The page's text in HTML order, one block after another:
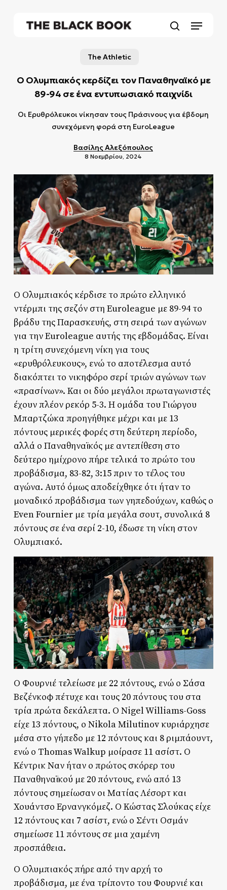
Menu
The Athletic
Ο Ολυμπιακός κερδίζει τον Παναθηναϊκό με
89-94 σε ένα εντυπωσιακό παιχνίδι
Οι Ερυθρόλευκοι νίκησαν τους Πράσινους για έβδομη
συνεχόμενη φορά στη EuroLeague
Βασίλης Αλεξόπουλος
8 Νοεμβρίου, 2024
Ο Ολυμπιακός κέρδισε το πρώτο ελληνικό
ντέρμπι της σεζόν στη Euroleague με 89-94 το
βράδυ της Παρασκευής, στη σειρά των αγώνων
για την Euroleague αυτής της εβδομάδας. Είναι
η τρίτη συνεχόμενη νίκη για τους
«ερυθρόλευκους», ενώ το αποτέλεσμα αυτό
διακόπτει το νικηφόρο σερί τριών αγώνων των
«πρασίνων». Και οι δύο μεγάλοι πρωταγωνιστές
έχουν πλέον ρεκόρ 5-3. Η ομάδα του Γιώργου
Μπαρτζώκα προηγήθηκε μέχρι και με 13
πόντους μερικές φορές στη δεύτερη περίοδο,
αλλά ο Παναθηναϊκός με αντεπίθεση στο
δεύτερο ημίχρονο πήρε τελικά το πρώτο του
προβάδισμα, 83-82, 3:15 πριν το τέλος του
αγώνα. Αυτό όμως αποδείχθηκε ότι ήταν το
μοναδικό προβάδισμα των γηπεδούχων, καθώς ο
Even Fournier με τρία μεγάλα σουτ, συνολικά 8
πόντους σε ένα σερί 2-10, έδωσε τη νίκη στον
Ολυμπιακό.
Ο Φουρνιέ τελείωσε με 22 πόντους, ενώ ο Σάσα
Βεζένκοφ πέτυχε και τους 20 πόντους του στα
τρία πρώτα δεκάλεπτα. Ο Nigel Williams-Goss
είχε 13 πόντους, ο Nikola Milutinov κυριάρχησε
μέσα στο γήπεδο με 12 πόντους και 8 ριμπάουντ,
ενώ ο Thomas Walkup μοίρασε 11 ασίστ. Ο
Κέντρικ Ναν ήταν ο πρώτος σκόρερ του
Παναθηναϊκού με 20 πόντους, ενώ από 13
πόντους σημείωσαν οι Ματίας Λέσορτ και
Χουάντσο Ερνανγκόμεζ. Ο Κώστας Σλούκας είχε
12 πόντους και 7 ασίστ, ενώ ο Σέντι Οσμάν
σημείωσε 11 πόντους σε μια χαμένη
προσπάθεια.
Ο Ολυμπιακός πήρε από την αρχή το
προβάδισμα, με ένα τρίποντο του Φουρνιέ και